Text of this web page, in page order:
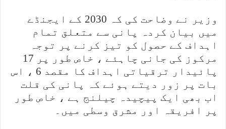
وزیر نے وضاحت کی کہ 2030 کے ایجنڈے
میں بیان کردہ پانی سے متعلق تمام
اہداف کے حصول کو تیز کرنے پر توجہ
مرکوز کی جانی چاہئے ، خاص طور پر 17
پائیدار ترقیاتی اہداف کا مقصد 6 ، اس
بات پر زور دیتے ہوئے کہ پانی کی قلت
اب بھی ایک پیچیدہ چیلنج ہے ، خاص طور
پر افریقہ اور مشرق وسطی میں۔